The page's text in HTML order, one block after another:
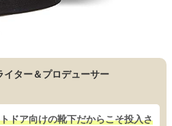
イター＆プロデューサー
ドア向けの靴下だからこそ投入さ